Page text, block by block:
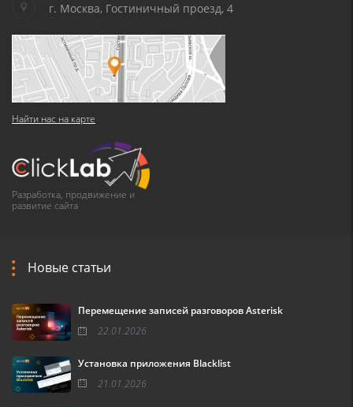
г. Москва, Гостиничный проезд, 4
Найти нас на карте
Разработка, продвижение и
развитие сайта
Новые статьи
Перемещение записей разговоров Asterisk
22.01.2026
Установка приложения Blacklist
21.01.2026